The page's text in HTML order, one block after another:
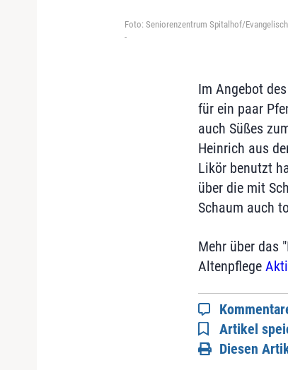
Foto: Seniorenzentrum Spitalhof/
-
Im Angebot
für ein paar
auch Süßes
Heinrich aus
Likör benutzt
über die mit
Schaum auch
Mehr über das
Altenpflege
Artikel
Diesen